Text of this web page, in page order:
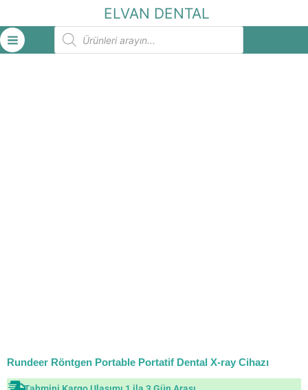
ELVAN DENTAL
Products
search
Rundeer Röntgen Portable Portatif Dental X-ray Cihazı